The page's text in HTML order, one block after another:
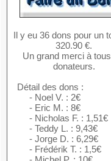
Il y eu 36 dons pour un
320.90 €.
Un grand merci à
donateurs.
Détail des dons :
- Noel V. : 2€
- Eric M. : 8€
- Nicholas F. : 1,51€
- Teddy L. : 9,43€
- Jorge D. : 6,29€
- Frédérik T. : 1,5€